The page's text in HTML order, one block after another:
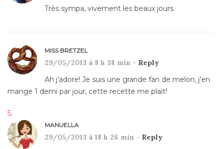
Très sympa, vivement les beaux jours
MISS BRETZEL
29/05/2013 à 8 h 38 min - Reply
Ah j’adore! Je suis une grande fan de melon, j’en
mange 1 demi par jour, cette recette me plait!
MANUELLA
29/05/2013 à 18 h 26 min - Reply